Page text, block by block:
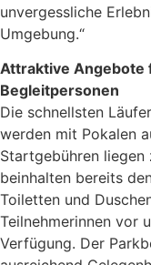
unvergessliche
Umgebung.“
Attraktive Angebote
Begleitpersonen
Die schnellsten
werden mit Pokalen
Startgebühren liegen
beinhalten bereits
Toiletten und
Teilnehmerinnen vor
Verfügung. Der